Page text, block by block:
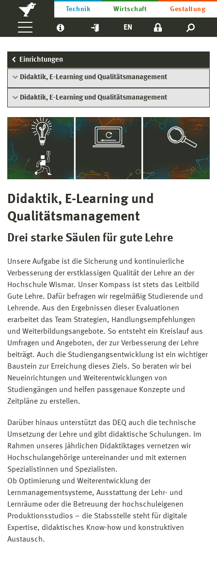
Technik Wirtschaft Gestaltung
EN
Einrichtungen
Didaktik, E-Learning und Qualitätsmanagement
Didaktik, E-Learning und Qualitätsmanagement
Didaktik, E-Learning und
Qualitätsmanagement
Drei starke Säulen für gute Lehre
Unsere Aufgabe ist die Sicherung und kontinuierliche
Verbesserung der erstklassigen Qualität der Lehre an der
Hochschule Wismar. Unser Kompass ist stets das Leitbild
Gute Lehre. Dafür befragen wir regelmäßig Studierende und
Lehrende. Aus den Ergebnissen dieser Evaluationen
erarbeitet das Team Strategien, Handlungsempfehlungen
und Weiterbildungsangebote. So entsteht ein Kreislauf aus
Umfragen und Angeboten, der zur Verbesserung der Lehre
beiträgt. Auch die Studiengangsentwicklung ist ein wichtiger
Baustein zur Erreichung dieses Ziels. So beraten wir bei
Neueinrichtungen und Weiterentwicklungen von
Studiengängen und helfen passgenaue Konzepte und
Zeitpläne zu erstellen.
Darüber hinaus unterstützt das DEQ auch die technische
Umsetzung der Lehre und gibt didaktische Schulungen. Im
Rahmen unseres jährlichen Didaktiktages vernetzen wir
Hochschulangehörige untereinander und mit externen
Spezialistinnen und Spezialisten.
Ob Optimierung und Weiterentwicklung der
Lernmanagementsysteme, Ausstattung der Lehr- und
Lernräume oder die Betreuung der hochschuleigenen
Produktionsstudios – die Stabsstelle steht für digitale
Expertise, didaktisches Know-how und konstruktiven
Austausch.